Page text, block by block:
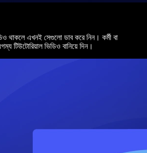
থাকলে এখনই সেগুলো ডাব করে নিন। কর্মী বা
টিউটোরিয়াল ভিডিও বানিয়ে দিন।